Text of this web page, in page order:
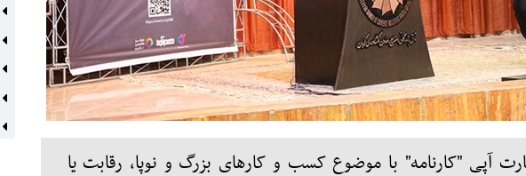
آپی "کارنامه" با موضوع کسب و کارهای بزرگ و نوپا، رقابت یا